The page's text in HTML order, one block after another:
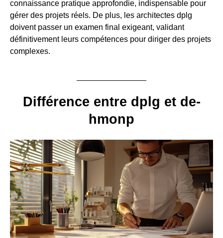
connaissance pratique approfondie, indispensable pour
gérer des projets réels. De plus, les architectes dplg
doivent passer un examen final exigeant, validant
définitivement leurs compétences pour diriger des projets
complexes.
Différence entre dplg et de-
hmonp